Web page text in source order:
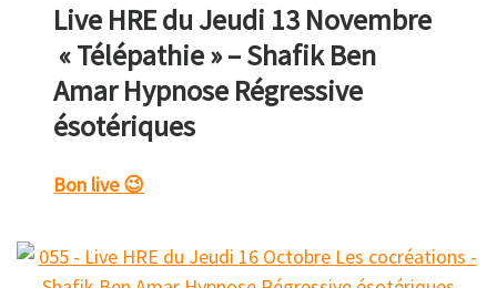
Live HRE du Jeudi 13 Novembre
« Télépathie » – Shafik Ben
Amar Hypnose Régressive
ésotériques
Bon live 😉